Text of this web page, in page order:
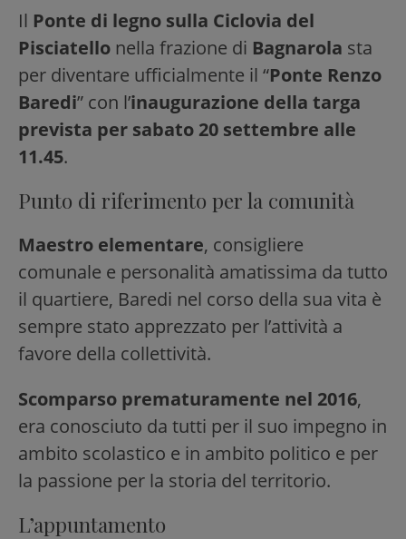
Il Ponte di legno sulla Ciclovia del
Pisciatello nella frazione di Bagnarola sta
per diventare ufficialmente il “Ponte Renzo
Baredi” con l’inaugurazione della targa
prevista per sabato 20 settembre alle
11.45.
Punto di riferimento per la comunità
Maestro elementare, consigliere
comunale e personalità amatissima da tutto
il quartiere, Baredi nel corso della sua vita è
sempre stato apprezzato per l’attività a
favore della collettività.
Scomparso prematuramente nel 2016,
era conosciuto da tutti per il suo impegno in
ambito scolastico e in ambito politico e per
la passione per la storia del territorio.
L’appuntamento